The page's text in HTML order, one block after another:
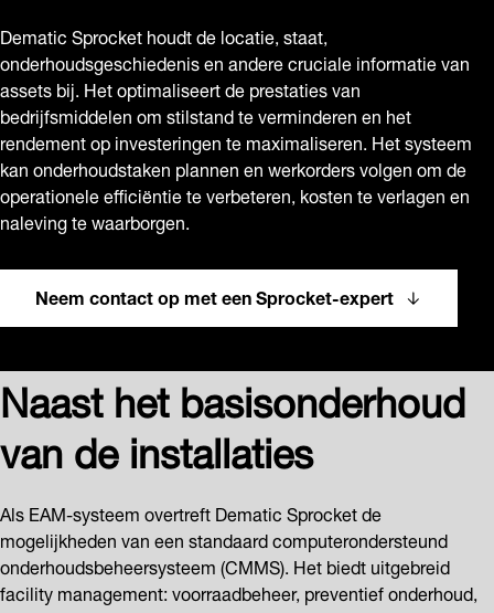
Dematic Sprocket houdt de locatie, staat,
onderhoudsgeschiedenis en andere cruciale informatie van
assets bij. Het optimaliseert de prestaties van
bedrijfsmiddelen om stilstand te verminderen en het
rendement op investeringen te maximaliseren. Het systeem
kan onderhoudstaken plannen en werkorders volgen om de
operationele efficiëntie te verbeteren, kosten te verlagen en
naleving te waarborgen.
Neem contact op met een Sprocket-expert
Naast het basisonderhoud
van de installaties
Als EAM-systeem overtreft Dematic Sprocket de
mogelijkheden van een standaard computerondersteund
onderhoudsbeheersysteem (CMMS). Het biedt uitgebreid
facility management: voorraadbeheer, preventief onderhoud,